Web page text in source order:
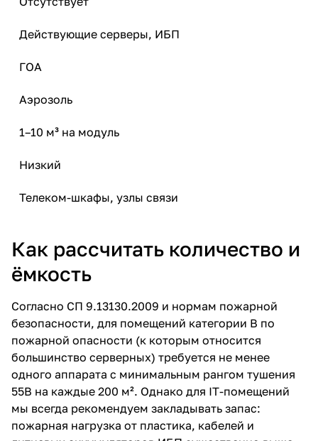
Действующие серверы, ИБП
ГОА
Аэрозоль
1–10 м³ на модуль
Низкий
Телеком-шкафы, узлы связи
Как рассчитать количество и
ёмкость
Согласно СП 9.13130.2009 и нормам пожарной
безопасности, для помещений категории В по
пожарной опасности (к которым относится
большинство серверных) требуется не менее
одного аппарата с минимальным рангом тушения
55В на каждые 200 м². Однако для IT-помещений
мы всегда рекомендуем закладывать запас:
пожарная нагрузка от пластика, кабелей и